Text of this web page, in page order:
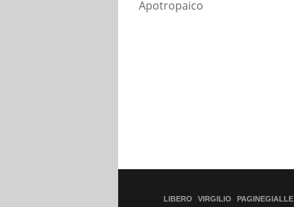
Apotropaico
LIBERO VIRGILIO PAGINEGIALLE